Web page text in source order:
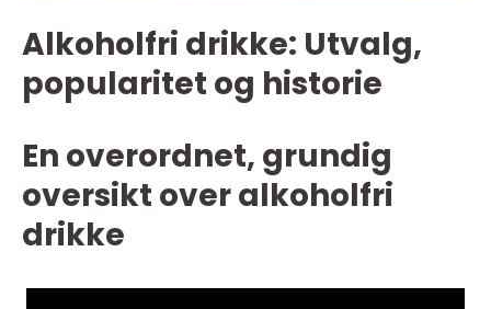
Alkoholfri drikke: Utvalg,
popularitet og historie
En overordnet, grundig
oversikt over alkoholfri
drikke